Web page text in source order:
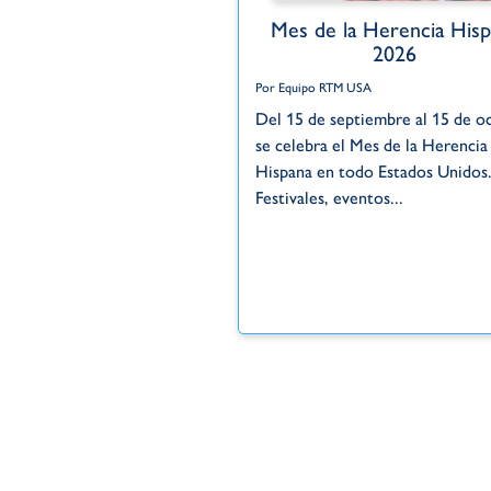
Mes de la Herencia
2026
Por Equipo RTM USA
Del 15 de septiembre al 15 de
se celebra el Mes de la Herencia
Hispana en todo Estados Unidos.
Festivales, eventos...